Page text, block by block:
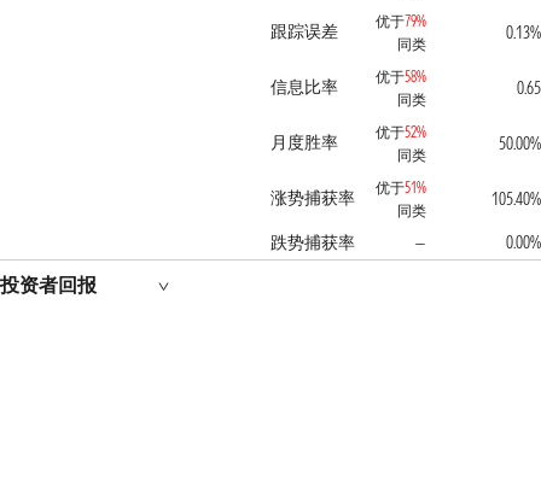
跟踪误差 优于79%
同类
0.13%
信息比率 优于58%
同类
0.65
月度胜率 优于52%
同类
50.00%
涨势捕获率 优于51%
同类
105.40%
跌势捕获率
— 0.00%
投资者回报